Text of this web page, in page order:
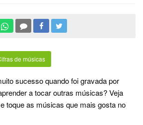
de músicas
sucesso quando foi gravada por
a tocar outras músicas? Veja
e toque as músicas que mais gosta no